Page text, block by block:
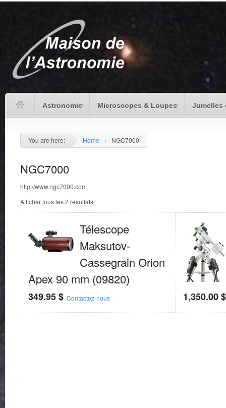
Astronomie Microscopes & Loupes Jumelles
You are here: Home › NGC7000
NGC7000
http://www.ngc7000.com
Afficher tous les 2 résultats
Télescope
Maksutov-
Cassegrain Orion
Apex 90 mm (09820)
349.95$ Contactez-nous 1,350.00$